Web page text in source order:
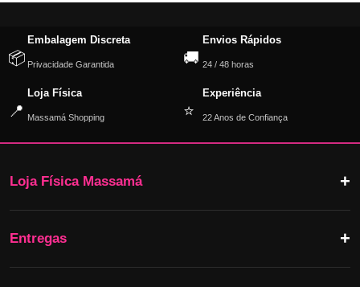
📦
Embalagem Discreta
Privacidade Garantida 🚚
Envios Rápidos
24 / 48 horas
📍
Loja Física
Massamá Shopping ⭐
Experiência
22 Anos de Confiança
Loja Física Massamá
Entregas